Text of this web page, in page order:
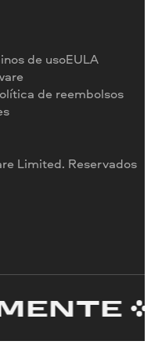
prueba
Limited. Reservados
de usoEULA
de reembolsos